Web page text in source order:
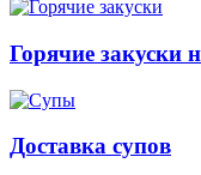
Горячие закуски
Доставка супов